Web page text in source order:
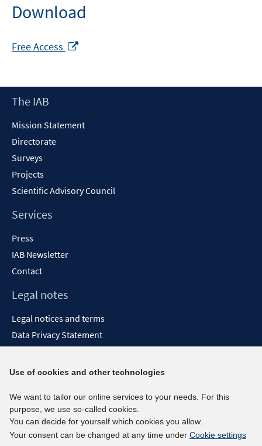
Download
Free Access
new
Footer
The IAB
Mission Statement
Directorate
Surveys
Projects
Scientific Advisory Council
Services
Press
IAB Newsletter
Contact
Legal notes
Legal notices and terms
Data Privacy Statement
Report Accessibility
Social media channels
BlueSky
YouTube
Use of cookies and other technologies
We want to tailor our online services to your needs. For this
purpose, we use so-called cookies.
You can decide for yourself which cookies you allow.
Your consent can be changed at any time under Cookie settings